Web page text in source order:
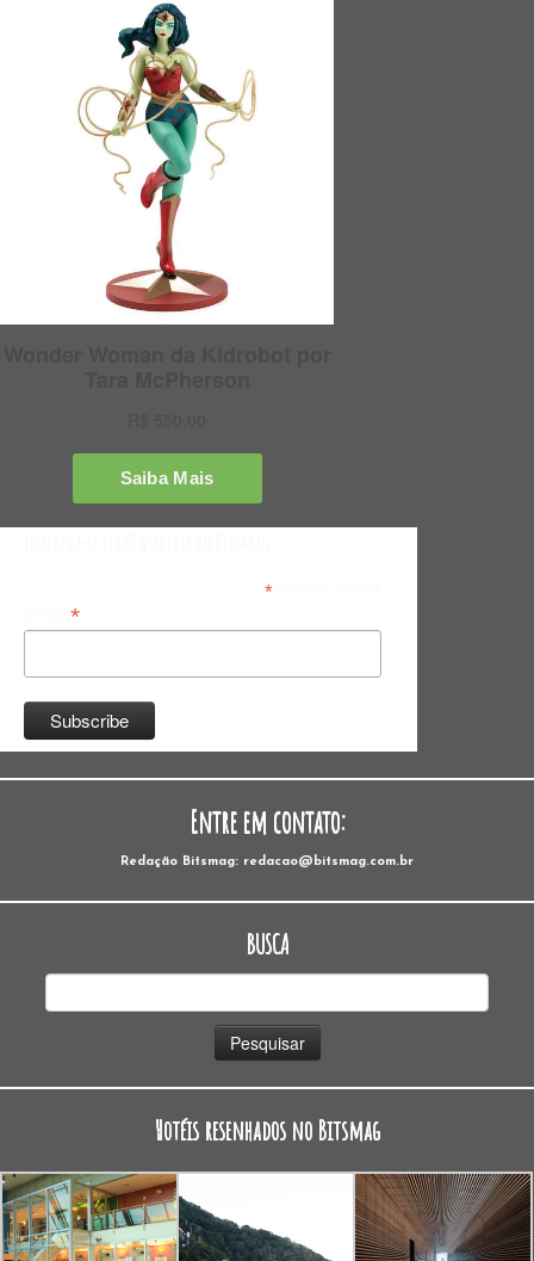
*indicates required
*
Entre em contato:
Redação Bitsmag: redacao@bitsmag.com.br
BUSCA
Hotéis resenhados no Bitsmag